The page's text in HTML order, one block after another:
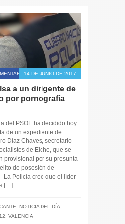
14 DE JUNIO DE 2017
a un dirigente de
por pornografía
del PSOE ha decidido hoy
de un expediente de
Díaz Chaves, secretario
de Elche, que se
provisional por su presunta
de posesión de
La Policía cree que el líder
[…]
, NOTICIA DEL DÍA,
, VALENCIA